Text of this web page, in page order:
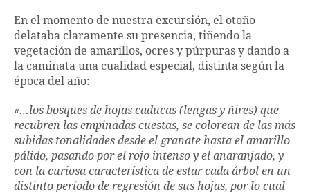
En el momento de nuestra excursión, el otoño
delataba claramente su presencia, tiñendo la
vegetación de amarillos, ocres y púrpuras y dando a
la caminata una cualidad especial, distinta según la
época del año:
«…los bosques de hojas caducas (lengas y ñires) que
recubren las empinadas cuestas, se colorean de las más
subidas tonalidades desde el granate hasta el amarillo
pálido, pasando por el rojo intenso y el anaranjado, y
con la curiosa característica de estar cada árbol en un
distinto período de regresión de sus hojas, por lo cual